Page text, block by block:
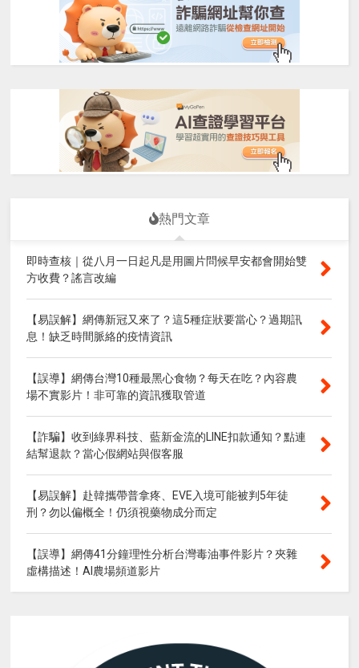
熱門文章
即時查核｜從八月一日起凡是用圖片問候早安都會開始雙
方收費？謠言改編
【易誤解】網傳新冠又來了？這5種症狀要當心？過期訊
息！缺乏時間脈絡的疫情資訊
【誤導】網傳台灣10種最黑心食物？每天在吃？內容農
場不實影片！非可靠的資訊獲取管道
【詐騙】收到綠界科技、藍新金流的LINE扣款通知？點連
結幫退款？當心假網站與假客服
【易誤解】赴韓攜帶普拿疼、EVE入境可能被判5年徒
刑？勿以偏概全！仍須視藥物成分而定
【誤導】網傳41分鐘理性分析台灣毒油事件影片？夾雜
虛構描述！AI農場頻道影片